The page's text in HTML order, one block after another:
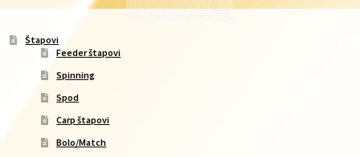
Štapovi
Feeder štapovi
Spinning
Spod
Carp štapovi
Bolo/Match